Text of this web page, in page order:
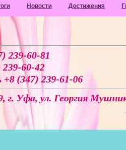
Новости Достижения
239-60-81
60-42
+8 (347) 239-61-06
г. Уфа, ул. Георгия